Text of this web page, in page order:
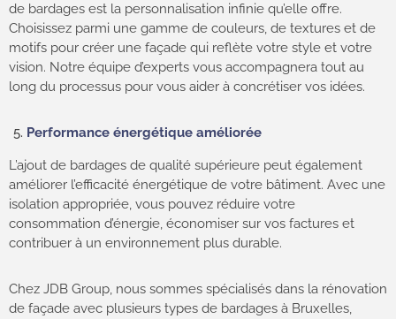
de bardages est la personnalisation infinie qu’elle offre.
Choisissez parmi une gamme de couleurs, de textures et de
motifs pour créer une façade qui reflète votre style et votre
vision. Notre équipe d’experts vous accompagnera tout au
long du processus pour vous aider à concrétiser vos idées.
Performance énergétique améliorée
L’ajout de bardages de qualité supérieure peut également
améliorer l’efficacité énergétique de votre bâtiment. Avec une
isolation appropriée, vous pouvez réduire votre
consommation d’énergie, économiser sur vos factures et
contribuer à un environnement plus durable.
Chez JDB Group, nous sommes spécialisés dans la rénovation
de façade avec plusieurs types de bardages à Bruxelles,